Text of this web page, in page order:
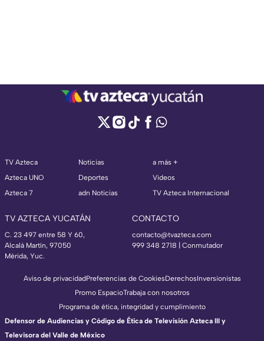
TV Azteca
Azteca UNO
Azteca 7
Noticias
Deportes
adn Noticias
a más +
Videos
TV Azteca Internacional
TV AZTECA YUCATÁN
C. 23 497 entre 58 Y 60,
Alcalá Martín, 97050
Mérida, Yuc.
CONTACTO
contacto@tvazteca.com
999 348 2718 | Conmutador
Aviso de privacidadPreferencias de CookiesDerechosInversionistas
Promo EspacioTrabaja con nosotros
Programa de ética, integridad y cumplimiento
Defensor de Audiencias y Código de Ética de Televisión Azteca III y
Televisora del Valle de México